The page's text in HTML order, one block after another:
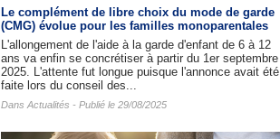
Le complément de libre choix du mode de garde
(CMG) évolue pour les familles monoparentales
L'allongement de l'aide à la garde d'enfant de 6 à 12
ans va enfin se concrétiser à partir du 1er septembre
2025. L'attente fut longue puisque l'annonce avait été
faite lors du conseil des...
Dans Actualités - Publié le 29/08/2025